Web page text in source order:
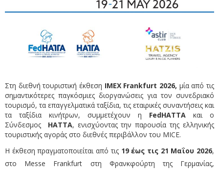
Στη διεθνή τουριστική έκθεση IMEX Frankfurt 2026, μία από τις
σημαντικότερες παγκόσμιες διοργανώσεις για τον συνεδριακό
τουρισμό, τα επαγγελματικά ταξίδια, τις εταιρικές συναντήσεις και
τα ταξίδια κινήτρων, συμμετέχουν η FedHATTA και ο
Σύνδεσμος HATTA, ενισχύοντας την παρουσία της ελληνικής
τουριστικής αγοράς στο διεθνές περιβάλλον του MICE.
Η έκθεση πραγματοποιείται από τις 19 έως τις 21 Μαΐου 2026,
στο Messe Frankfurt στη Φρανκφούρτη της Γερμανίας,